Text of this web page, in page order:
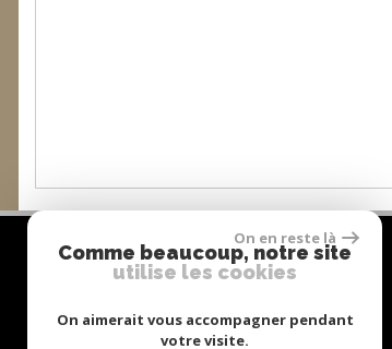
Contactez-nous
nathalie.castaner@natimmo.pro
On en reste là
Comme beaucoup, notre site
utilise les cookies
On aimerait vous accompagner pendant
votre visite.